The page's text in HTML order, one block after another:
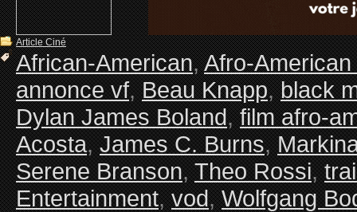
Article Ciné
African-American,Afro-
annonce vf,Beau Knapp,black
Dylan James Boland,film afro-
Acosta,James C. Burns,
Serene Branson,Theo Rossi,
Entertainment,vod,Wolfgang